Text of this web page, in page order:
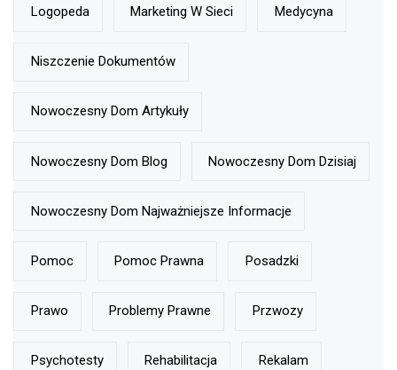
Logopeda Marketing W Sieci Medycyna
Niszczenie Dokumentów
Nowoczesny Dom Artykuły
Nowoczesny Dom Blog Nowoczesny Dom Dzisiaj
Nowoczesny Dom Najważniejsze Informacje
Pomoc Pomoc Prawna Posadzki
Prawo Problemy Prawne Przwozy
Psychotesty Rehabilitacja Rekalam